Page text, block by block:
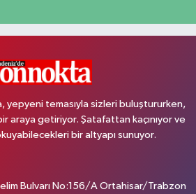
yepyeni temasıyla sizleri buluştururken,
araya getiriyor. Şatafattan kaçınıyor ve
bir altyapı sunuyor.
Bulvarı No:156/A Ortahisar/Trabzon